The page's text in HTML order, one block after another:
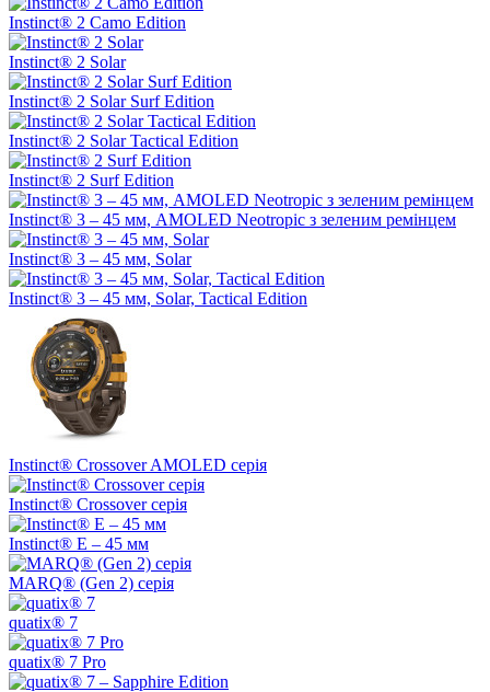
Instinct® 2 Camo Edition
Instinct® 2 Solar
Instinct® 2 Solar Surf Edition
Instinct® 2 Solar Tactical Edition
Instinct® 2 Surf Edition
Instinct® 3 – 45 мм, AMOLED Neotropic з зеленим ремінцем
Instinct® 3 – 45 мм, Solar
Instinct® 3 – 45 мм, Solar, Tactical Edition
Instinct® Crossover AMOLED серія
Instinct® Crossover серія
Instinct® E – 45 мм
MARQ® (Gen 2) серія
quatix® 7
quatix® 7 Pro